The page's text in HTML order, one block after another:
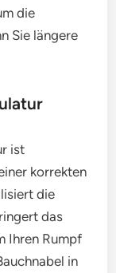
die
Sie längere
ist
korrekten
die
das
Ihren Rumpf
in